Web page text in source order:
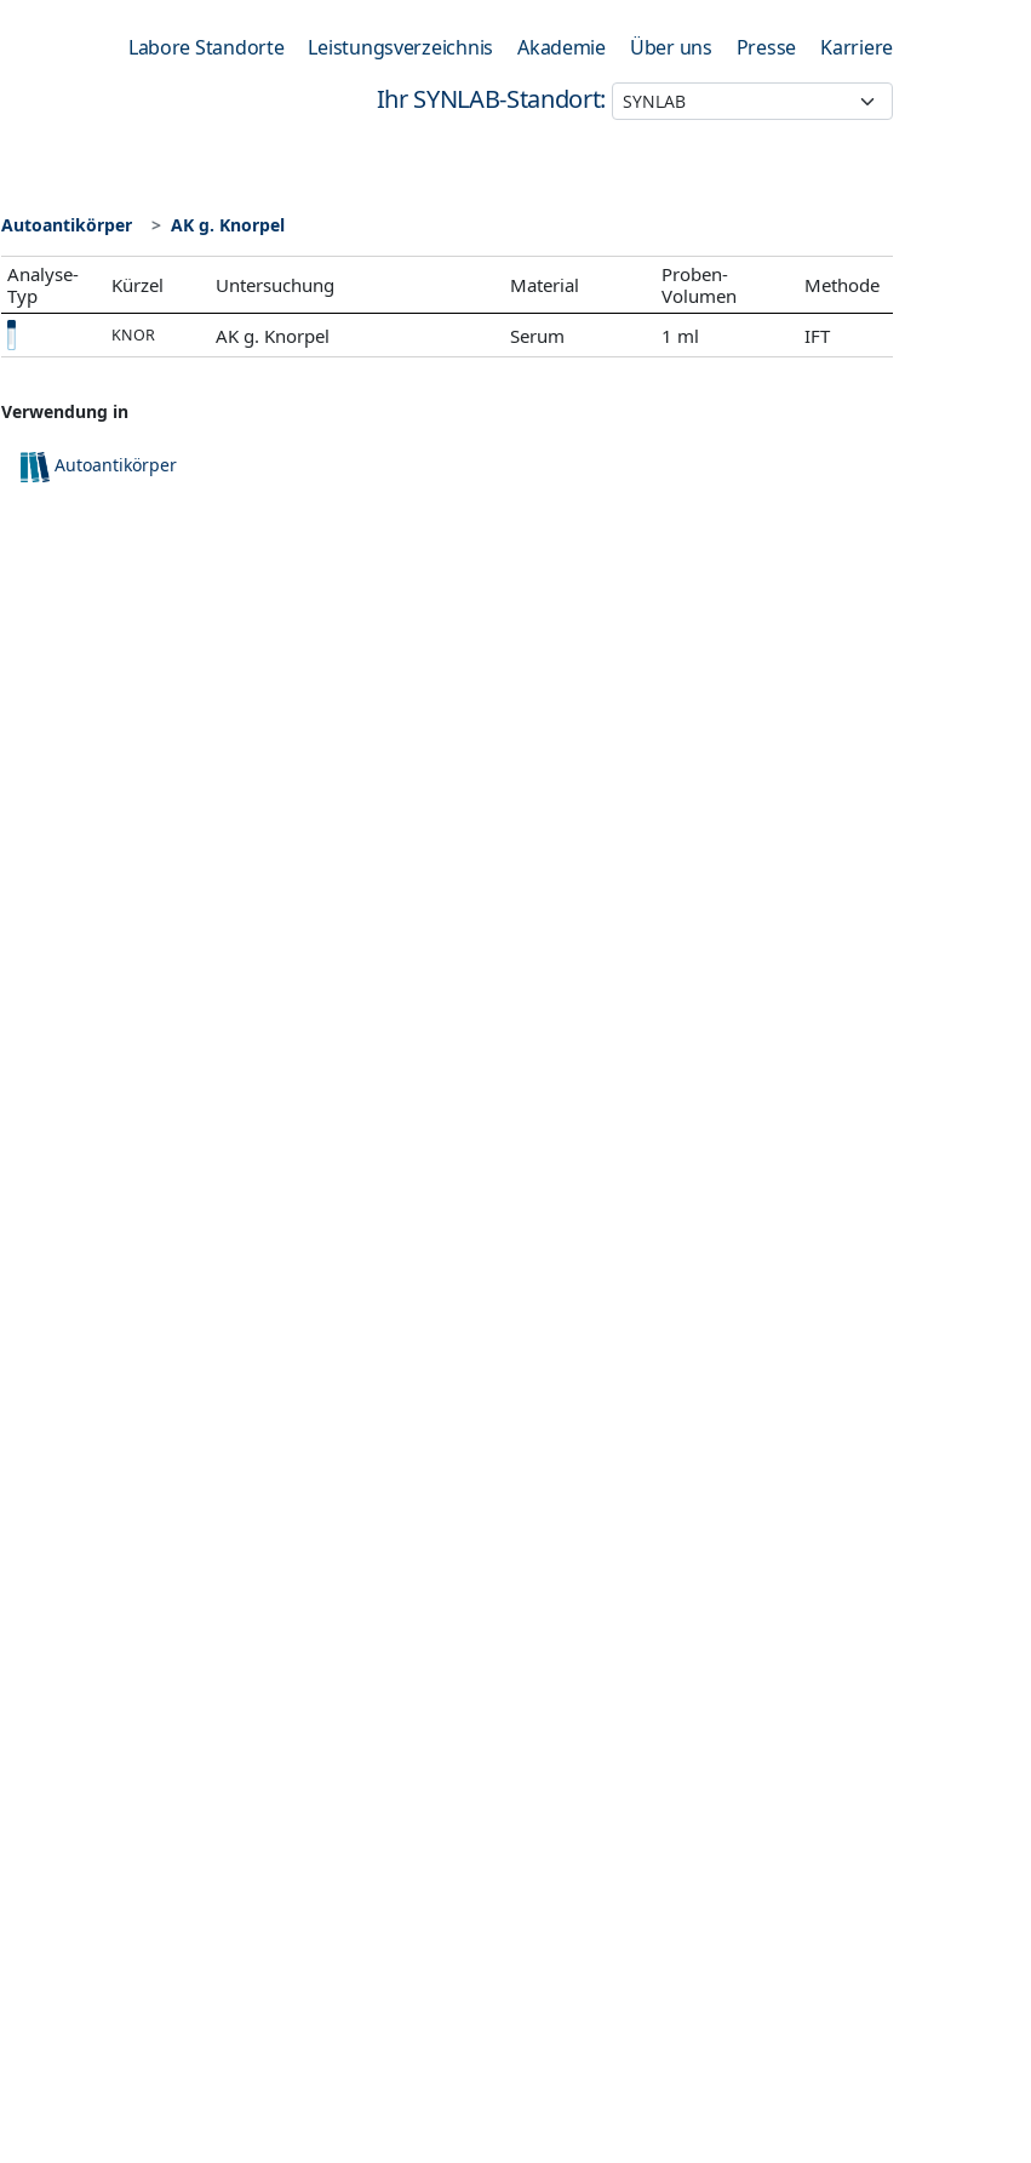
Labore Standorte Leistungsverzeichnis Akademie Über uns Presse Karriere
Ihr SYNLAB-Standort:
Autoantikörper AK g. Knorpel
Analyse-
Typ
Kürzel Untersuchung Material
Proben-
Volumen
Methode
KNOR AK g. Knorpel Serum 1 ml IFT
Verwendung in
Autoantikörper